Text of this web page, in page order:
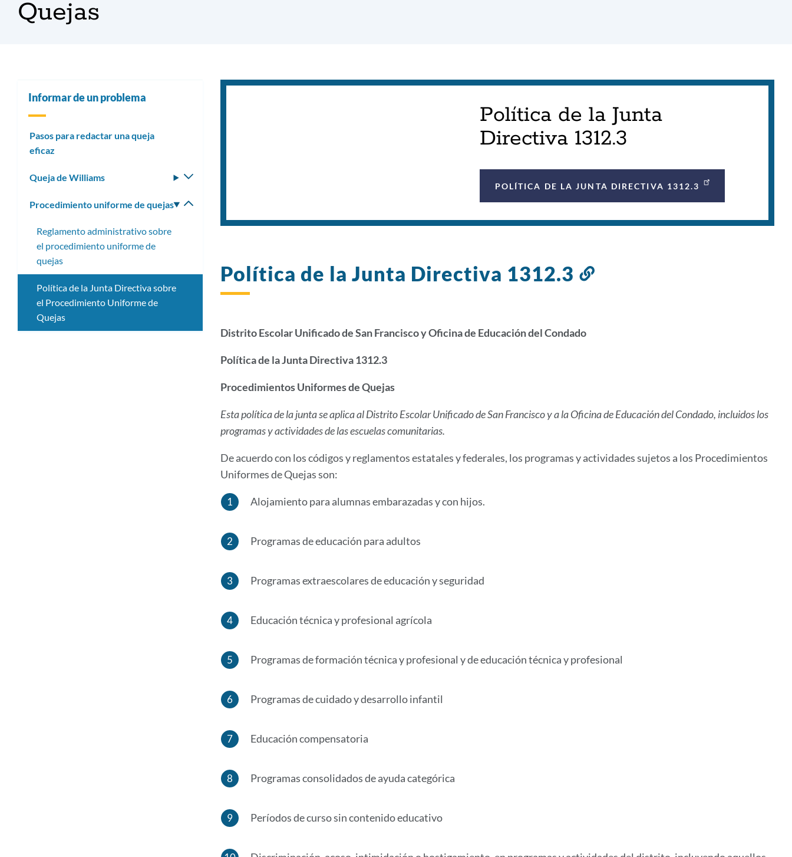
Quejas
Política de la Junta
Directiva 1312.3
POLÍTICA DE LA JUNTA DIRECTIVA 1312.3
Política de la Junta Directiva 1312.3
Enlace
Distrito Escolar Unificado de San Francisco y Oficina de Educación del Condado
Política de la Junta Directiva 1312.3
Procedimientos Uniformes de Quejas
Esta política de la junta se aplica al Distrito Escolar Unificado de San Francisco y a la Oficina de Educación del Condado, incluidos los
programas y actividades de las escuelas comunitarias.
De acuerdo con los códigos y reglamentos estatales y federales, los programas y actividades sujetos a los Procedimientos
Uniformes de Quejas son:
Alojamiento para alumnas embarazadas y con hijos.
Programas de educación para adultos
Programas extraescolares de educación y seguridad
Educación técnica y profesional agrícola
Programas de formación técnica y profesional y de educación técnica y profesional
Programas de cuidado y desarrollo infantil
Educación compensatoria
Programas consolidados de ayuda categórica
Períodos de curso sin contenido educativo
Informar de un problema
Pasos para redactar una queja
eficaz
Queja de Williams
Alternar
Procedimiento uniforme de quejas
Alternar
submenú
Reglamento administrativo sobre
el procedimiento uniforme de
quejas
Política de la Junta Directiva sobre
el Procedimiento Uniforme de
Quejas